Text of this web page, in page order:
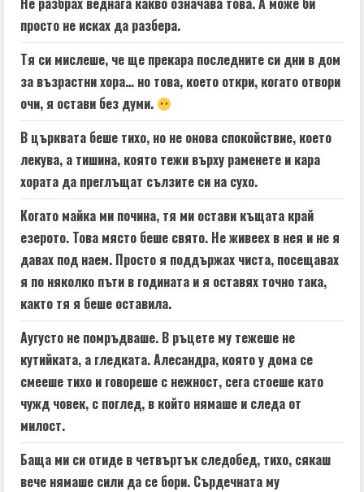
просто не исках да разбера.
Тя си мислеше, че ще прекара последните си дни в дом
за възрастни хора… но това, което откри, когато отвори
очи, я остави без думи.
В църквата беше тихо, но не онова спокойствие, което
лекува, а тишина, която тежи върху раменете и кара
хората да преглъщат сълзите си на сухо.
Когато майка ми почина, тя ми остави къщата край
езерото. Това място беше свято. Не живеех в нея и не я
давах под наем. Просто я поддържах чиста, посещавах
я по няколко пъти в годината и я оставях точно така,
както тя я беше оставила.
Аугусто не помръдваше. В ръцете му тежеше не
кутийката, а гледката. Алесандра, която у дома се
смееше тихо и говореше с нежност, сега стоеше като
чужд човек, с поглед, в който нямаше и следа от
милост.
Баща ми си отиде в четвъртък следобед, тихо, сякаш
вече нямаше сили да се бори. Сърдечната му